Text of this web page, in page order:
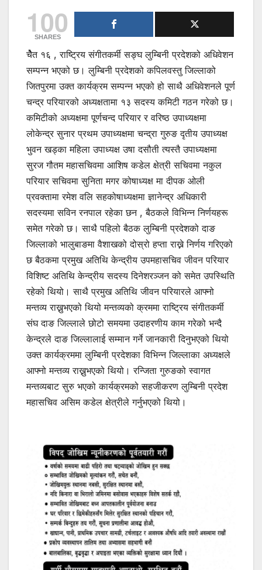
100
SHARES
चेेैत १६ , राष्ट्रिय संगीतकर्मी सङ्घ लुम्बिनी प्रदेशको अधिवेशन
सम्पन्न भएको छ। लुम्बिनी प्रदेशको कपिलवस्तु जिल्लाको
जितपुरमा उक्त कार्यक्रम सम्पन्न भएको हो साथै अधिवेशनले पूर्ण
चन्द्र परियारको अध्यक्षतामा १३ सदस्य कमिटी गठन गरेको छ।
कमिटीको अध्यक्षमा पूर्णचन्द परियार र वरिष्ठ उपाध्यक्षमा
लोकेन्द्र सुनार प्रथम उपाध्यक्षमा चन्द्रा गुरुङ दृतीय उपाध्यक्ष
भुवन खड्का महिला उपाध्यक्ष उषा दसौती त्यस्तै उपाध्यक्षमा
सुरज गौतम महासचिवमा आशिष कडेल क्षेत्री सचिवमा नकुल
परियार सचिवमा सुनिता मगर कोषाध्यक्ष मा दीपक ओली
प्रवक्तामा रमेश वलि सहकोषाध्यक्षमा ज्ञानेन्द्र अधिकारी
सदस्यमा सविन रनपाल रहेका छन , बैठकले विभिन्न निर्णयहरू
समेत गरेको छ। साथै पहिलो बैठक लुम्बिनी प्रदेशको दाङ
जिल्लाको भालुबाङमा वैशाखको दोस्रो हप्ता राख्ने निर्णय गरिएको
छ बैठकमा प्रमुख अतिथि केन्द्रीय उपमहासचिव जीवन परियार
विशिष्ट अतिथि केन्द्रीय सदस्य दिनेशरञ्जन को समेत उपस्थिति
रहेको थियो। साथै प्रमुख अतिथि जीवन परियारले आफ्नो
मन्तव्य राख्नुभएको थियो मन्तव्यको क्रममा राष्ट्रिय संगीतकर्मी
संघ दाङ जिल्लाले छोटो समयमा उदाहरणीय काम गरेको भन्दै
केन्द्रले दाङ जिल्लालाई सम्मान गर्ने जानकारी दिनुभएको थियो
उक्त कार्यक्रममा लुम्बिनी प्रदेशका विभिन्न जिल्लाका अध्यक्षले
आफ्नो मन्तव्य राख्नुभएको थियो। रन्जिता गुरुङको स्वागत
मन्तव्यबाट सुरु भएको कार्यक्रमको सहजीकरण लुम्बिनी प्रदेश
महासचिव असिम कडेल क्षेत्रीले गर्नुभएको थियो।